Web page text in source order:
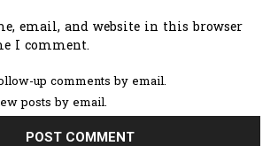
email, and website in this browser
I comment.
up comments by email.
posts by email.